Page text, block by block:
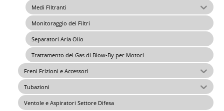
Medi FIltranti
Monitoraggio dei Filtri
Separatori Aria Olio
Trattamento dei Gas di Blow-By per Motori
Freni Frizioni e Accessori
Tubazioni
Ventole e Aspiratori Settore Difesa